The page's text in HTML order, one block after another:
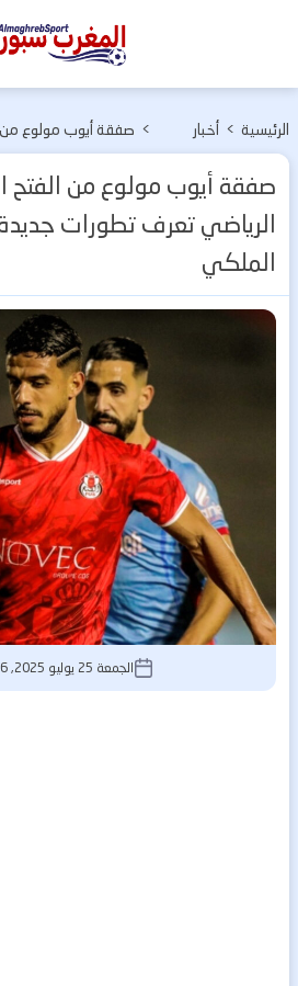
المغرب
الرئيسية > أخبار
الجيش
الملكي
> صفقة أيوب مولوع من
الملكي
صفقة أيوب مولوع من الفتح
الرياضي تعرف تطورات
الملكي
الجمعة 25 يوليو 2025, 2:26 مساءً